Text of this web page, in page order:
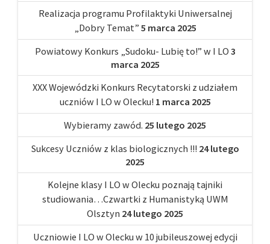
Realizacja programu Profilaktyki Uniwersalnej
„Dobry Temat” 5 marca 2025
Powiatowy Konkurs „Sudoku- Lubię to!” w I LO 3
marca 2025
XXX Wojewódzki Konkurs Recytatorski z udziałem
uczniów I LO w Olecku! 1 marca 2025
Wybieramy zawód. 25 lutego 2025
Sukcesy Uczniów z klas biologicznych !!! 24 lutego
2025
Kolejne klasy I LO w Olecku poznają tajniki
studiowania…Czwartki z Humanistyką UWM
Olsztyn 24 lutego 2025
Uczniowie I LO w Olecku w 10 jubileuszowej edycji